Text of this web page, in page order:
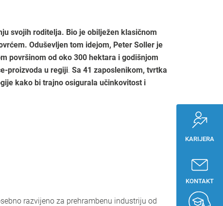
KARIJERA
KONTAKT
svojih roditelja. Bio je obilježen klasičnom
Oduševljen tom idejom, Peter Soller je
površinom od oko 300 hektara i godišnjom
proizvoda u regiji. Sa 41 zaposlenikom, tvrtka
kako bi trajno osigurala učinkovitost i
razvijeno za prehrambenu industriju od